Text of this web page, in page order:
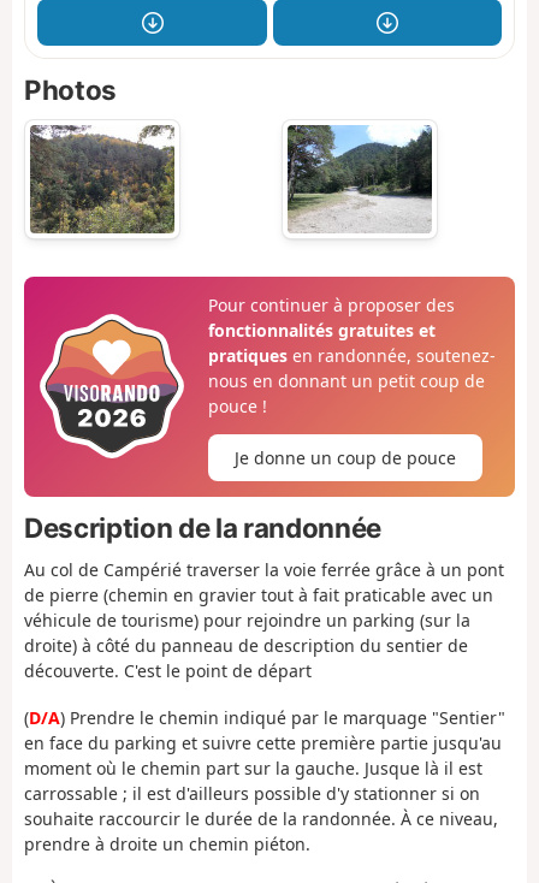
Photos
Pour continuer à proposer des
fonctionnalités gratuites et
pratiquesen randonnée, soutenez-
nous en donnant un petit coup de
pouce !
Je donne un coup de pouce
Description de la randonnée
Au col de Campérié traverser la voie ferrée grâce à un pont
de pierre (chemin en gravier tout à fait praticable avec un
véhicule de tourisme) pour rejoindre un parking (sur la
droite) à côté du panneau de description du sentier de
découverte. C'est le point de départ
(D/A) Prendre le chemin indiqué par le marquage "Sentier"
en face du parking et suivre cette première partie jusqu'au
moment où le chemin part sur la gauche. Jusque là il est
carrossable ; il est d'ailleurs possible d'y stationner si on
souhaite raccourcir le durée de la randonnée. À ce niveau,
prendre à droite un chemin piéton.